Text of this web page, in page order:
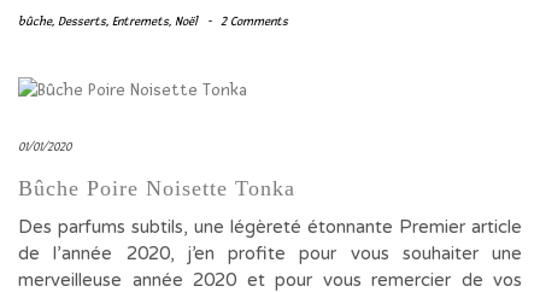
bûche, Desserts, Entremets, Noël - 2 Comments
01/01/2020
Bûche Poire Noisette Tonka
Des parfums subtils, une légèreté étonnante Premier article
de l’année 2020, j’en profite pour vous souhaiter une
merveilleuse année 2020 et pour vous remercier de vos